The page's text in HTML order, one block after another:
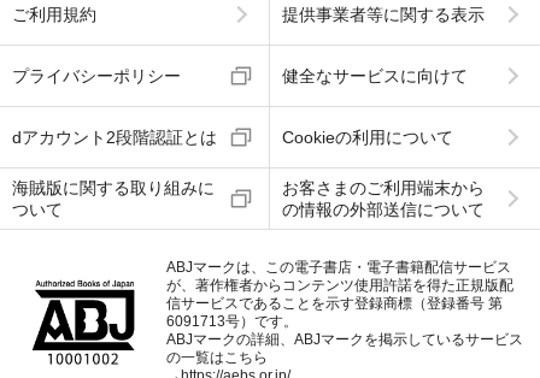
ご利用規約 提供事業者等に関する表示
プライバシーポリシー 健全なサービスに向けて
dアカウント2段階認証とは Cookieの利用について
海賊版に関する取り組みに
ついて
お客さまのご利用端末から
の情報の外部送信について
ABJマークは、この電子書店・電子書籍配信サービス
が、著作権者からコンテンツ使用許諾を得た正規版配
信サービスであることを示す登録商標（登録番号 第
6091713号）です。
ABJマークの詳細、ABJマークを掲示しているサービス
の一覧はこちら